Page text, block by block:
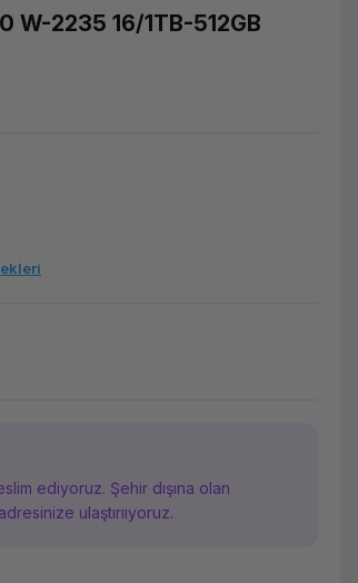
W-2235 16/1TB-512GB
ediyoruz. Şehir dışına olan
ulaştırııyoruz.